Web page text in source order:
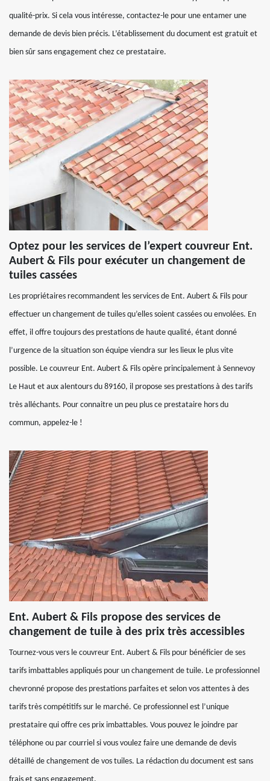
qualité-prix. Si cela vous intéresse, contactez-le pour une entamer une
demande de devis bien précis. L’établissement du document est gratuit et
bien sûr sans engagement chez ce prestataire.
Optez pour les services de l’expert couvreur Ent.
Aubert & Fils pour exécuter un changement de
tuiles cassées
Les propriétaires recommandent les services de Ent. Aubert & Fils pour
effectuer un changement de tuiles qu’elles soient cassées ou envolées. En
effet, il offre toujours des prestations de haute qualité, étant donné
l’urgence de la situation son équipe viendra sur les lieux le plus vite
possible. Le couvreur Ent. Aubert & Fils opère principalement à Sennevoy
Le Haut et aux alentours du 89160, il propose ses prestations à des tarifs
très alléchants. Pour connaitre un peu plus ce prestataire hors du
commun, appelez-le !
Ent. Aubert & Fils propose des services de
changement de tuile à des prix très accessibles
Tournez-vous vers le couvreur Ent. Aubert & Fils pour bénéficier de ses
tarifs imbattables appliqués pour un changement de tuile. Le professionnel
chevronné propose des prestations parfaites et selon vos attentes à des
tarifs très compétitifs sur le marché. Ce professionnel est l’unique
prestataire qui offre ces prix imbattables. Vous pouvez le joindre par
téléphone ou par courriel si vous voulez faire une demande de devis
détaillé de changement de vos tuiles. La rédaction du document est sans